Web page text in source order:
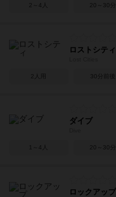
2～4人 20～30分
ロストシティ
2人用 30分前後
ダイブ
1～4人 20～30分
ロックアップ